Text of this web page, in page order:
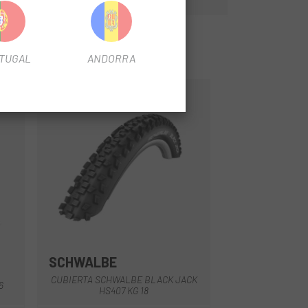
SCHWALBE
CUBIERTA SCHWALBE BLACK JACK
HS407 KG 18
ANDORRA